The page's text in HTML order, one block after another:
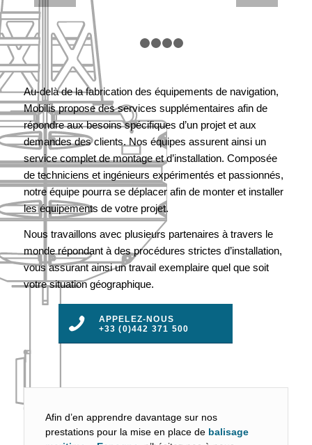
(1/2)
Au-delà de la fabrication des équipements de navigation,
Mobilis propose des services supplémentaires afin de
répondre aux besoins spécifiques d’un projet et aux
demandes des clients. Nos équipes assurent ainsi un
service complet de montage et d’installation. Composée
de techniciens et ingénieurs expérimentés et passionnés,
notre équipe pourra se déplacer afin de monter et installer
les équipements de votre projet.
Nous travaillons avec plusieurs partenaires à travers le
monde répondant à des procédures strictes d’installation,
vous assurant ainsi un travail exemplaire quel que soit
votre situation géographique.
APPELEZ-NOUS
+33 (0)442 371 500
Afin d’en apprendre davantage sur nos
prestations pour la mise en place de balisage